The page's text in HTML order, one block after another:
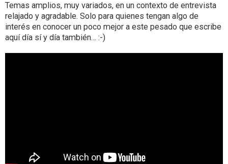
Temas amplios, muy variados, en un contexto de entrevista
relajado y agradable. Solo para quienes tengan algo de
interés en conocer un poco mejor a este pesado que escribe
aquí día sí y día también… :-)